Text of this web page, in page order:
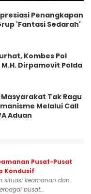
Penangkapan
'Fantasi Sedarah'
Kombes Pol
M.H. Dirpamovit Polda
Tak Ragu
Melalui Call
Aduan
Pusat-Pusat
Kondusif
situasi keamanan dan
pusat...